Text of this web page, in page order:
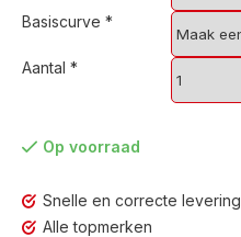
Basiscurve *
Aantal *
Op voorraad
Snelle en correcte levering
Alle topmerken